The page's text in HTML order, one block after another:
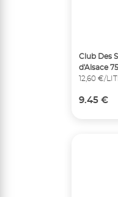
Club Des
d'Alsace
12,60 €/
9.45 €